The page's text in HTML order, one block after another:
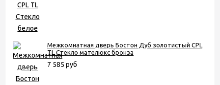
Межкомнатная дверь Бостон Дуб золотистый CPL
TL Стекло мателюкс бронза
7 585 руб